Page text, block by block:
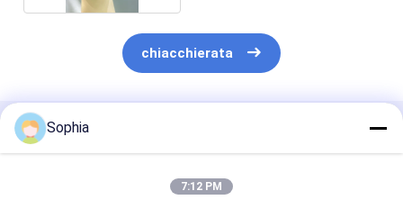
chiacchierata
Prodotti Raccomandati
Sophia
7:12 PM